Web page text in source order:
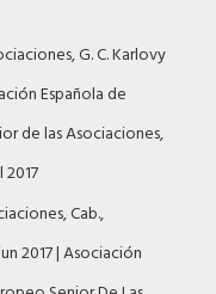
G. C. Karlovy
Española de
de las Asociaciones,
2017
Cab.,
2017 | Asociación